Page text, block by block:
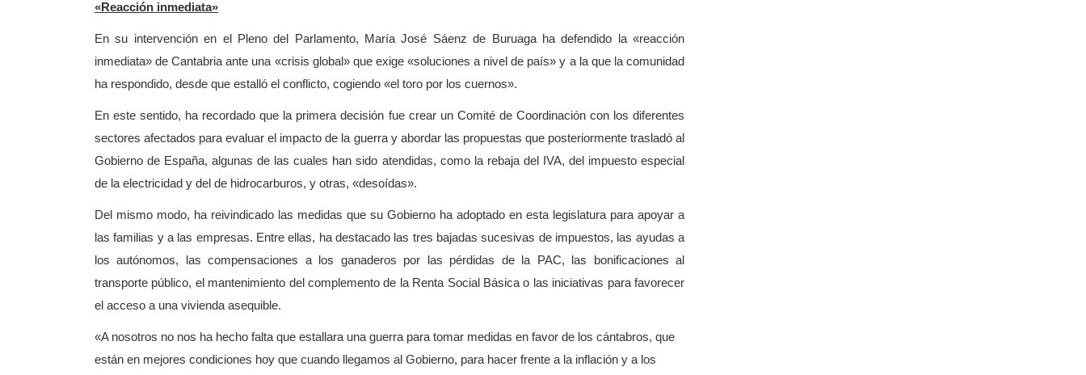
«Reacción inmediata»
En su intervención en el Pleno del Parlamento, María José Sáenz de Buruaga ha defendido la «reacción
inmediata» de Cantabria ante una «crisis global» que exige «soluciones a nivel de país» y a la que la comunidad
ha respondido, desde que estalló el conflicto, cogiendo «el toro por los cuernos».
En este sentido, ha recordado que la primera decisión fue crear un Comité de Coordinación con los diferentes
sectores afectados para evaluar el impacto de la guerra y abordar las propuestas que posteriormente trasladó al
Gobierno de España, algunas de las cuales han sido atendidas, como la rebaja del IVA, del impuesto especial
de la electricidad y del de hidrocarburos, y otras, «desoídas».
Del mismo modo, ha reivindicado las medidas que su Gobierno ha adoptado en esta legislatura para apoyar a
las familias y a las empresas. Entre ellas, ha destacado las tres bajadas sucesivas de impuestos, las ayudas a
los autónomos, las compensaciones a los ganaderos por las pérdidas de la PAC, las bonificaciones al
transporte público, el mantenimiento del complemento de la Renta Social Básica o las iniciativas para favorecer
el acceso a una vivienda asequible.
«A nosotros no nos ha hecho falta que estallara una guerra para tomar medidas en favor de los cántabros, que
están en mejores condiciones hoy que cuando llegamos al Gobierno, para hacer frente a la inflación y a los